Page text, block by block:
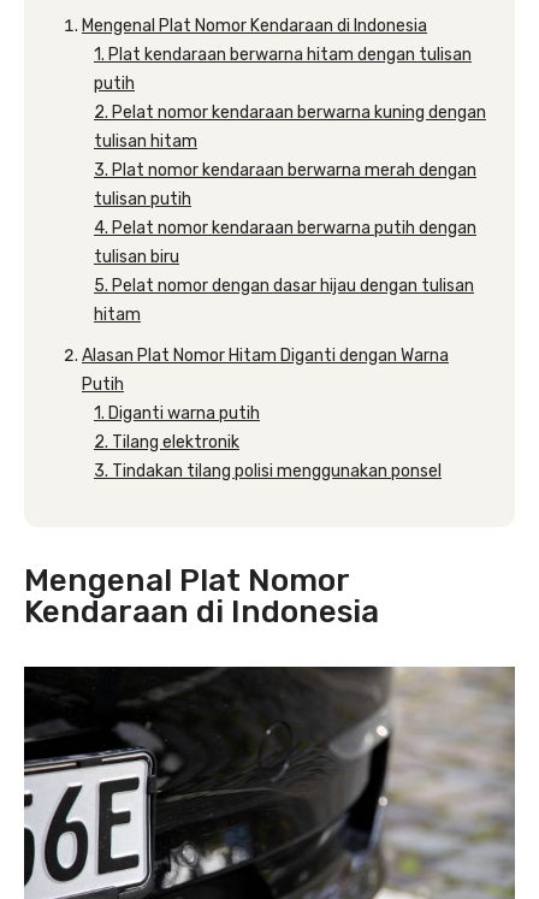
Mengenal Plat Nomor Kendaraan di Indonesia
1. Plat kendaraan berwarna hitam dengan tulisan
putih
2. Pelat nomor kendaraan berwarna kuning dengan
tulisan hitam
3. Plat nomor kendaraan berwarna merah dengan
tulisan putih
4. Pelat nomor kendaraan berwarna putih dengan
tulisan biru
5. Pelat nomor dengan dasar hijau dengan tulisan
hitam
Alasan Plat Nomor Hitam Diganti dengan Warna
Putih
1. Diganti warna putih
2. Tilang elektronik
3. Tindakan tilang polisi menggunakan ponsel
Mengenal Plat Nomor
Kendaraan di Indonesia